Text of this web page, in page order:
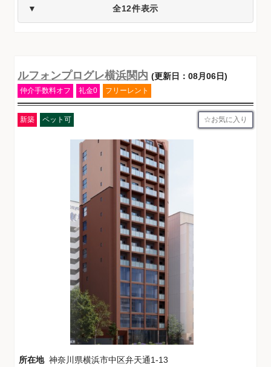
全12件表示
ルフォンプログレ横浜関内 (更新日：08月06日)
仲介手数料オフ 礼金0 フリーレント
新築 ペット可 お気に入り
所在地 神奈川県横浜市中区弁天通1-13